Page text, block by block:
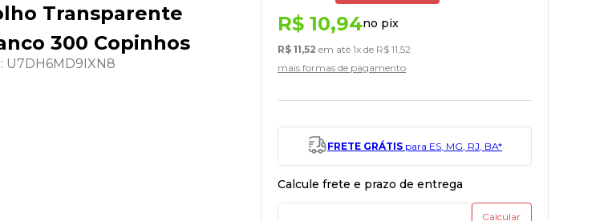
Transparente
300 Copinhos
: U7DH6MD9IXN8
R$ 10,94no pix
R$ 11,52 em até1x de R$ 11 ,52
mais formas de pagamento
FRETE GRÁTIS para ES, MG, RJ, BA*